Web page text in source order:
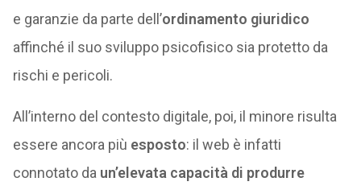
e garanzie da parte dell’ordinamento giuridico
affinché il suo sviluppo psicofisico sia protetto da
rischi e pericoli.
All’interno del contesto digitale, poi, il minore risulta
essere ancora più esposto: il web è infatti
connotato da un’elevata capacità di produrre